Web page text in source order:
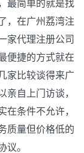
最简单的就是找
，在广州荔湾注
家代理注册公司
便捷的方式就在
家比较谈得来广
亲自上门访谈，
在条件不允许，
质量但价格低的
议。